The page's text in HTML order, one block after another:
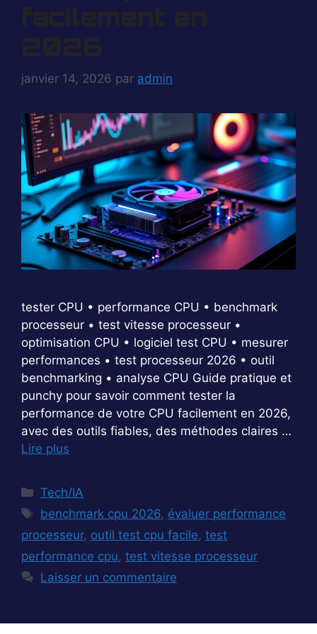
facilement en
2026
janvier 14, 2026 par admin
tester CPU • performance CPU • benchmark
processeur • test vitesse processeur •
optimisation CPU • logiciel test CPU • mesurer
performances • test processeur 2026 • outil
benchmarking • analyse CPU Guide pratique et
punchy pour savoir comment tester la
performance de votre CPU facilement en 2026,
avec des outils fiables, des méthodes claires …
Lire plus
Catégories
Tech/IA
Étiquettes
benchmark cpu 2026, évaluer performance
processeur, outil test cpu facile, test
performance cpu, test vitesse processeur
Laisser un commentaire